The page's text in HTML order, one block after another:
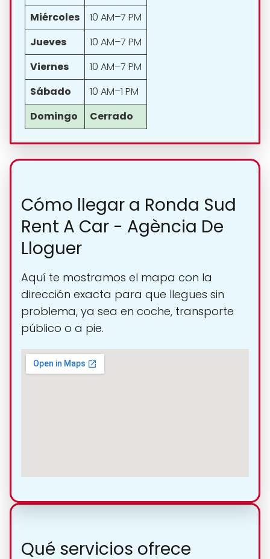
Miércoles
10 AM–7 PM
Jueves
10 AM–7 PM
Viernes
10 AM–7 PM
Sábado
10 AM–1 PM
Domingo
Cerrado
Cómo llegar a Ronda Sud
Rent A Car - Agència De
Lloguer
Aquí te mostramos el mapa con la
dirección exacta para que llegues sin
problema, ya sea en coche, transporte
público o a pie.
Qué servicios ofrece